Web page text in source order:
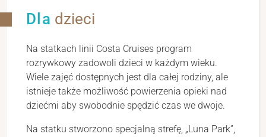
Dla dzieci
Na statkach linii Costa Cruises program
rozrywkowy zadowoli dzieci w każdym wieku.
Wiele zajęć dostępnych jest dla całej rodziny, ale
istnieje także możliwość powierzenia opieki nad
dziećmi aby swobodnie spędzić czas we dwoje.
Na statku stworzono specjalną strefę, „Luna Park”,